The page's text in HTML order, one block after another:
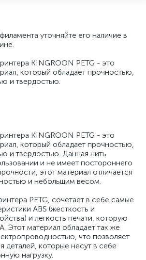
уточняйте его наличие в
KINGROON PETG - это
который обладает прочностью,
и твердостью.
KINGROON PETG - это
который обладает прочностью,
и твердостью. Данная нить
и не имеет постороннего
этот материал отличается
и небольшим весом.
PETG, сочетает в себе самые
ABS (жесткость и
и легкость печати, которую
Этот материал обладает так же
что позволяет
деталей, которые несут в себе
нагрузку.